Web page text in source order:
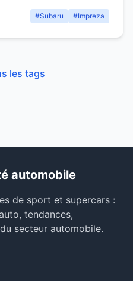
#Subaru #Impreza
les tags
automobile
de sport et supercars :
tendances,
secteur automobile.